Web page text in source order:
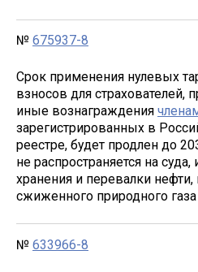
№ 675937-8
Срок применения нулевых
взносов для
иные вознаграждения
зарегистрированных в
реестре, будет продлен до
не распространяется на
хранения и перевалки нефти,
сжиженного природного
№ 633966-8